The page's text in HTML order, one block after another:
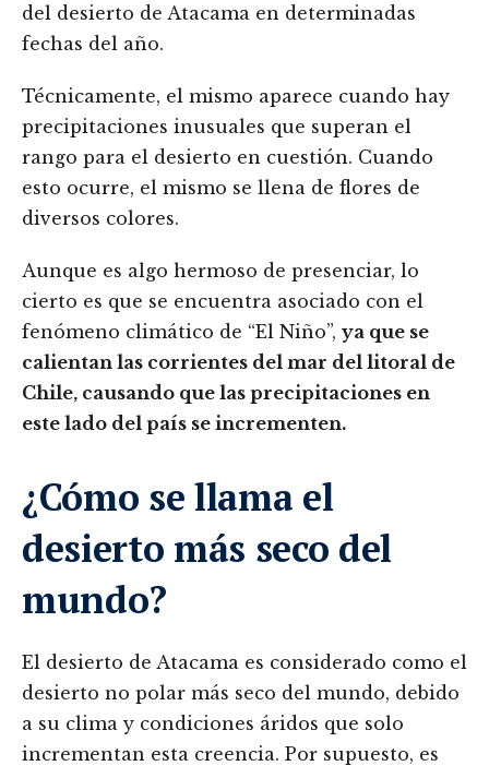
del desierto de Atacama en determinadas
fechas del año.
Técnicamente, el mismo aparece cuando hay
precipitaciones inusuales que superan el
rango para el desierto en cuestión. Cuando
esto ocurre, el mismo se llena de flores de
diversos colores.
Aunque es algo hermoso de presenciar, lo
cierto es que se encuentra asociado con el
fenómeno climático de “El Niño”, ya que se
calientan las corrientes del mar del litoral de
Chile, causando que las precipitaciones en
este lado del país se incrementen.
¿Cómo se llama el
desierto más seco del
mundo?
El desierto de Atacama es considerado como el
desierto no polar más seco del mundo, debido
a su clima y condiciones áridos que solo
incrementan esta creencia. Por supuesto, es